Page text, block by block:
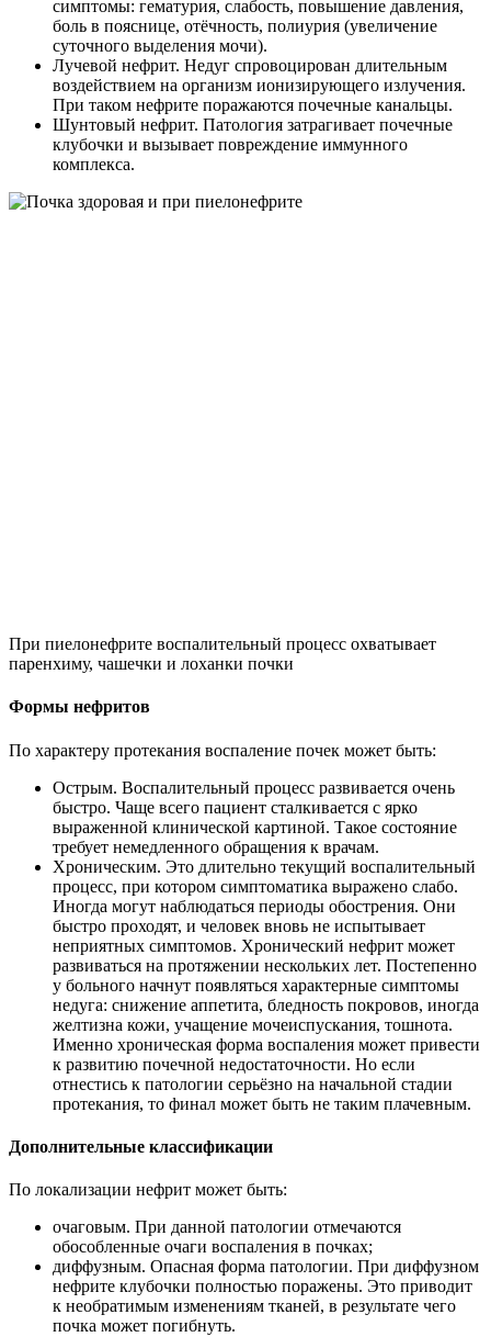
симптомы: гематурия, слабость, повышение давления,
боль в пояснице, отёчность, полиурия (увеличение
суточного выделения мочи).
Лучевой нефрит. Недуг спровоцирован длительным
воздействием на организм ионизирующего излучения.
При таком нефрите поражаются почечные канальцы.
Шунтовый нефрит. Патология затрагивает почечные
клубочки и вызывает повреждение иммунного
комплекса.
При пиелонефрите воспалительный процесс охватывает
паренхиму, чашечки и лоханки почки
Формы нефритов
По характеру протекания воспаление почек может быть:
Острым. Воспалительный процесс развивается очень
быстро. Чаще всего пациент сталкивается с ярко
выраженной клинической картиной. Такое состояние
требует немедленного обращения к врачам.
Хроническим. Это длительно текущий воспалительный
процесс, при котором симптоматика выражено слабо.
Иногда могут наблюдаться периоды обострения. Они
быстро проходят, и человек вновь не испытывает
неприятных симптомов. Хронический нефрит может
развиваться на протяжении нескольких лет. Постепенно
у больного начнут появляться характерные симптомы
недуга: снижение аппетита, бледность покровов, иногда
желтизна кожи, учащение мочеиспускания, тошнота.
Именно хроническая форма воспаления может привести
к развитию почечной недостаточности. Но если
отнестись к патологии серьёзно на начальной стадии
протекания, то финал может быть не таким плачевным.
Дополнительные классификации
По локализации нефрит может быть:
очаговым. При данной патологии отмечаются
обособленные очаги воспаления в почках;
диффузным. Опасная форма патологии. При диффузном
нефрите клубочки полностью поражены. Это приводит
к необратимым изменениям тканей, в результате чего
почка может погибнуть.